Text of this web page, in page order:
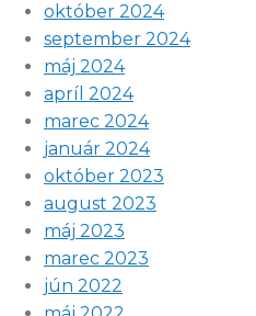
október 2024
september 2024
máj 2024
apríl 2024
marec 2024
január 2024
október 2023
august 2023
máj 2023
marec 2023
jún 2022